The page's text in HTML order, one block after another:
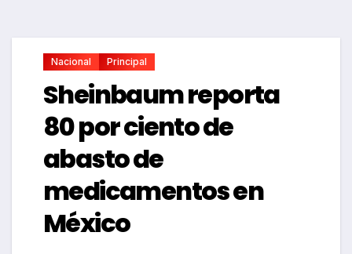
Nacional Principal
Sheinbaum reporta
80 por ciento de
abasto de
medicamentos en
México